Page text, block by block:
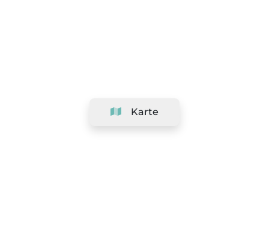
Karte